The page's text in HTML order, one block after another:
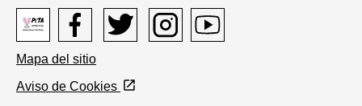
Peta
Facebook
Mapa del sitio
Aviso de Cookies